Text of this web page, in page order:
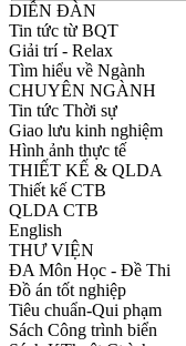
DIỄN ĐÀN
Tin tức từ BQT
Giải trí - Relax
Tìm hiểu về Ngành
CHUYÊN NGÀNH
Tin tức Thời sự
Giao lưu kinh nghiệm
Hình ảnh thực tế
THIẾT KẾ & QLDA
Thiết kế CTB
QLDA CTB
English
THƯ VIỆN
ĐA Môn Học - Đề Thi
Đồ án tốt nghiệp
Tiêu chuẩn-Qui phạm
Sách Công trình biển